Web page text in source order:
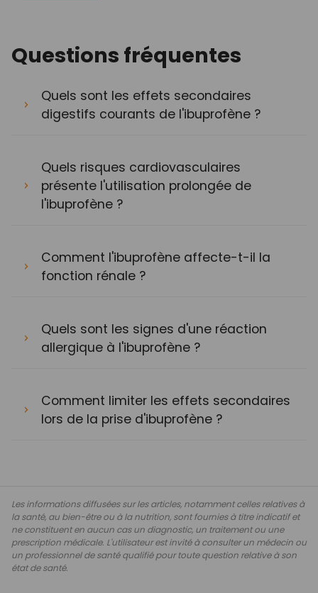
Questions fréquentes
Quels sont les effets secondaires
digestifs courants de l'ibuprofène ?
Quels risques cardiovasculaires
présente l'utilisation prolongée de
l'ibuprofène ?
Comment l'ibuprofène affecte-t-il la
fonction rénale ?
Quels sont les signes d'une réaction
allergique à l'ibuprofène ?
Comment limiter les effets secondaires
lors de la prise d'ibuprofène ?
Les informations diffusées sur les articles, notamment celles relatives à
la santé, au bien-être ou à la nutrition, sont fournies à titre indicatif et
ne constituent en aucun cas un diagnostic, un traitement ou une
prescription médicale. L'utilisateur est invité à consulter un médecin ou
un professionnel de santé qualifié pour toute question relative à son
état de santé.